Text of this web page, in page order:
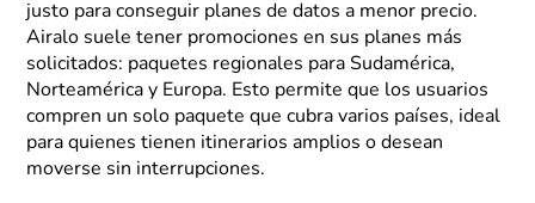
justo para conseguir planes de datos a menor precio.
Airalo suele tener promociones en sus planes más
solicitados: paquetes regionales para Sudamérica,
Norteamérica y Europa. Esto permite que los usuarios
compren un solo paquete que cubra varios países, ideal
para quienes tienen itinerarios amplios o desean
moverse sin interrupciones.